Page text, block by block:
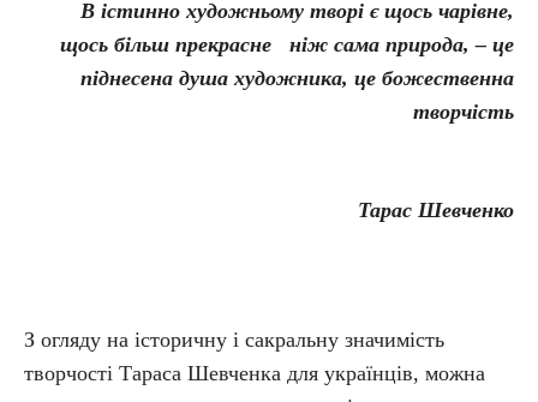
В істинно художньому творі є щось чарівне,
щось більш прекрасне ніж сама природа, – це
піднесена душа художника, це божественна
творчість
Тарас Шевченко
З огляду на історичну і сакральну значимість
творчості Тараса Шевченка для українців, можна